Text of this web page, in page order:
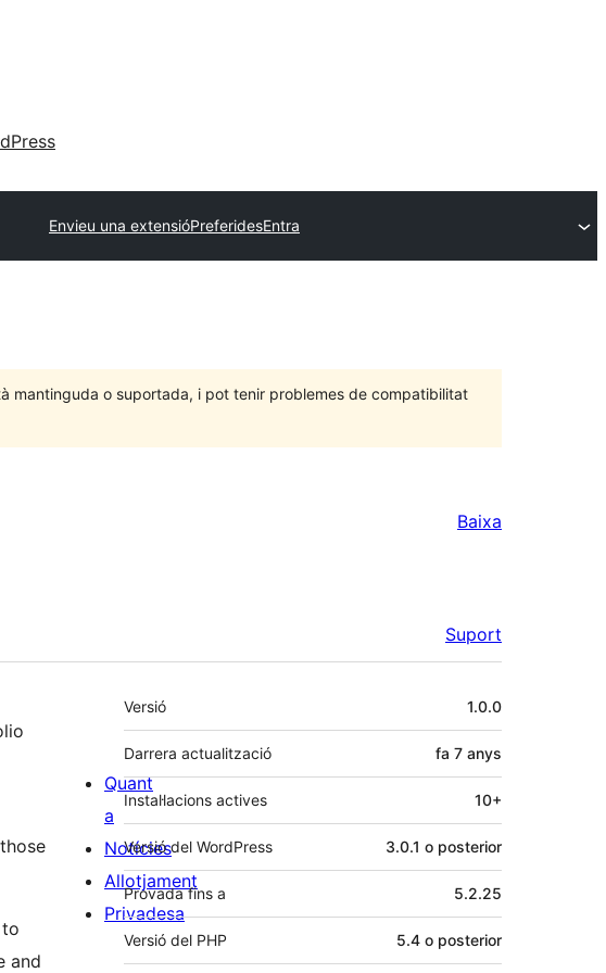
Envieu una extensióPreferidesEntra
mantinguda o suportada, i pot tenir problemes de compatibilitat
Baixa
Suport
and
Meta
Versió 1.0.0
Darrera actualització fa 7 anys
Instal·lacions actives 10+
Versió del WordPress 3.0.1 o posterior
Provada fins a 5.2.25
Versió del PHP 5.4 o posterior
Quant
a
Notícies
Allotjament
Privadesa